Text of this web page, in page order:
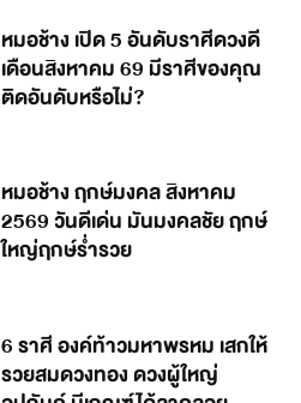
หมอช้าง เปิด 5 อันดับราศีดวงดี
เดือนสิงหาคม 69 มีราศีของคุณ
ติดอันดับหรือไม่?
หมอช้าง ฤกษ์มงคล สิงหาคม
2569 วันดีเด่น มันมงคลชัย ฤกษ์
ใหญ่ฤกษ์ร่ำรวย
6 ราศี องค์ท้าวมหาพรหม เสกให้
รวยสมดวงทอง ดวงผู้ใหญ่